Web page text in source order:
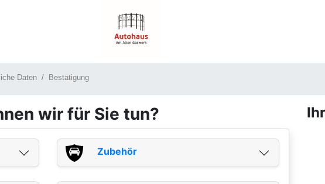
Daten Bestätigung
wir für Sie tun?
Zubehör